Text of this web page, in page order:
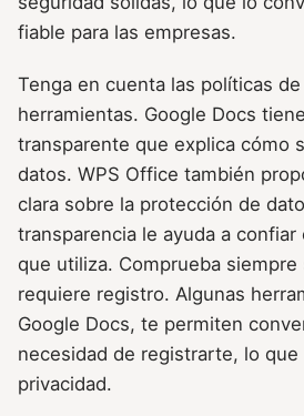
fiable para las empresas.
Tenga en cuenta las políticas
herramientas. Google Docs
transparente que explica cómo
datos. WPS Office también
clara sobre la protección de
transparencia le ayuda a
que utiliza. Comprueba siempre
requiere registro. Algunas
Google Docs, te permiten
necesidad de registrarte, lo que
privacidad.